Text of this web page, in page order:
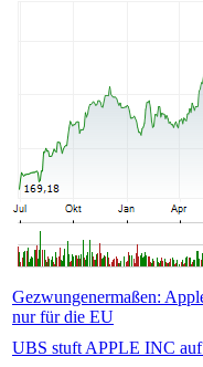
Gezwungenermaßen:
nur für die EU
UBS stuft APPLE INC